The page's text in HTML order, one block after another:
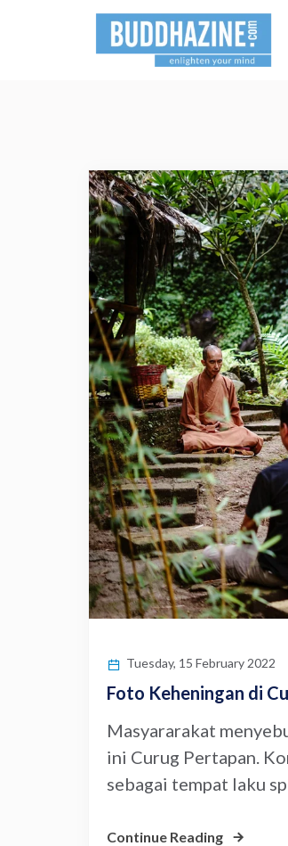
Tuesday, 15 February 2022
Foto Keheningan di
Masyararakat
ini Curug Pertapan.
sebagai tempat laku
Continue Reading